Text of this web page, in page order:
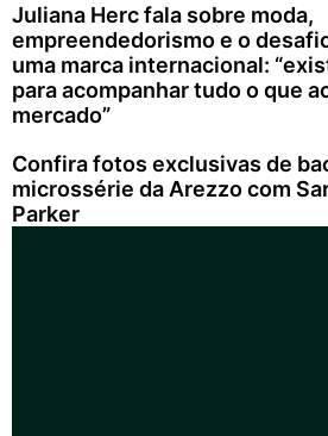
Juliana Herc fala sobre moda,
empreendedorismo e o
uma marca internacional:
para acompanhar tudo o que
mercado”
Confira fotos exclusivas de
microssérie da Arezzo com
Parker